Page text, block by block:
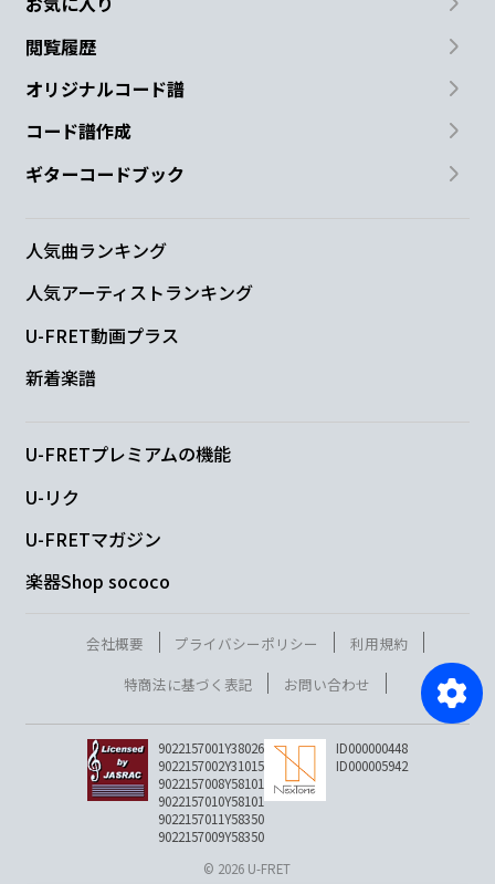
閲覧履歴
オリジナルコード譜
コード譜作成
ギターコードブック
人気曲ランキング
人気アーティストランキング
U-FRET動画プラス
新着楽譜
U-FRETプレミアムの機能
U-リク
U-FRETマガジン
楽器Shop sococo
会社概要 プライバシーポリシー
利用規約
特商法に基づく表記
お問い合わせ
9022157001Y38026
9022157002Y31015
9022157008Y58101
9022157010Y58101
9022157011Y58350
9022157009Y58350
ID000000448
ID000005942
© 2026 U-FRET